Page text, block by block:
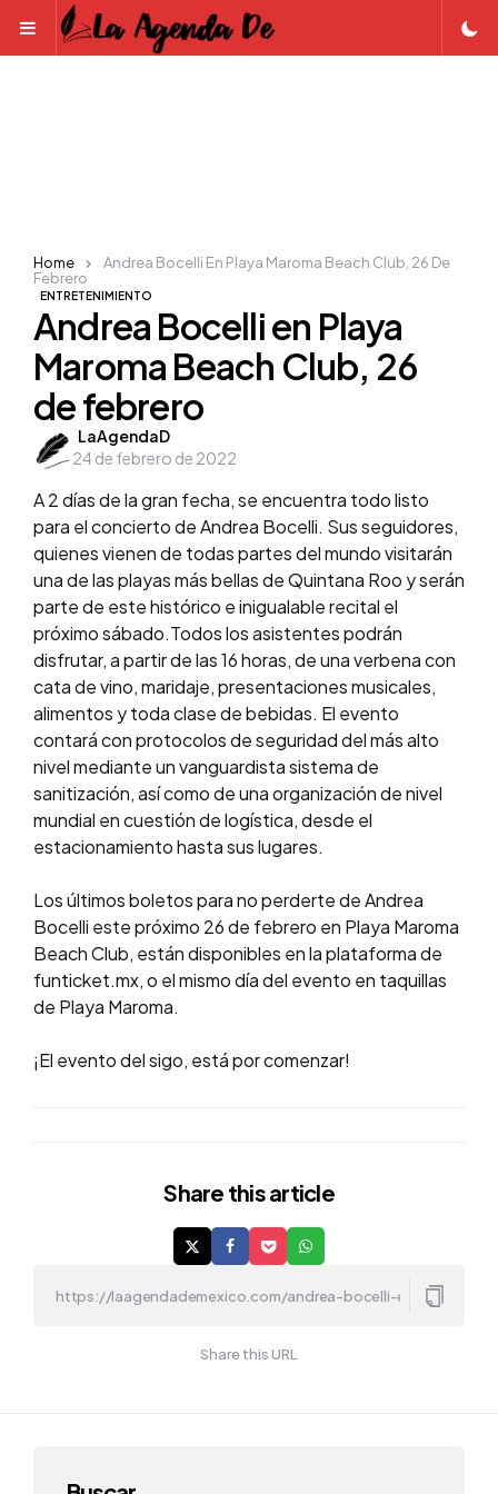
Menu
ENTRETENIMIENTO
Andrea Bocelli en Playa
Maroma Beach Club, 26
de febrero
Posted
by
LaAgendaD
24 de febrero de 2022
Home
Andrea Bocelli En Playa Maroma Beach Club, 26 De
Febrero
A 2 días de la gran fecha, se encuentra todo listo
para el concierto de Andrea Bocelli. Sus seguidores,
quienes vienen de todas partes del mundo visitarán
una de las playas más bellas de Quintana Roo y serán
parte de este histórico e inigualable recital el
próximo sábado.Todos los asistentes podrán
disfrutar, a partir de las 16 horas, de una verbena con
cata de vino, maridaje, presentaciones musicales,
alimentos y toda clase de bebidas. El evento
contará con protocolos de seguridad del más alto
nivel mediante un vanguardista sistema de
sanitización, así como de una organización de nivel
mundial en cuestión de logística, desde el
estacionamiento hasta sus lugares.
Los últimos boletos para no perderte de Andrea
Bocelli este próximo 26 de febrero en Playa Maroma
Beach Club, están disponibles en la plataforma de
funticket.mx, o el mismo día del evento en taquillas
de Playa Maroma.
¡El evento del sigo, está por comenzar!
Share this article
Share this URL